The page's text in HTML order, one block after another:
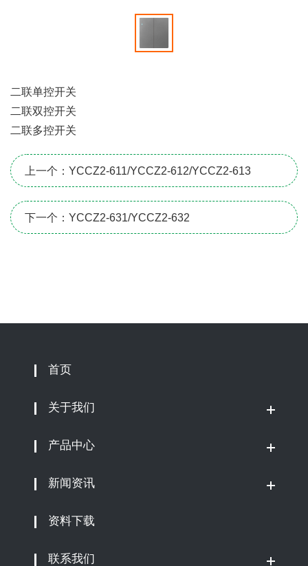
二联单控开关
二联双控开关
二联多控开关
上一个：YCCZ2-611/YCCZ2-612/YCCZ2-613
下一个：YCCZ2-631/YCCZ2-632
首页
关于我们
产品中心
新闻资讯
资料下载
联系我们